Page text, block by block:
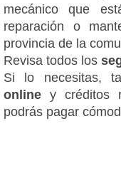
mecánico que
reparación o
provincia de la
Revisa todos los
Si lo necesitas,
online y créditos
podrás pagar